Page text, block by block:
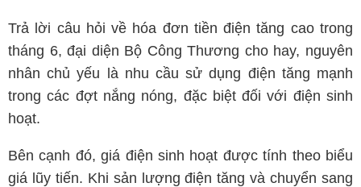
Trả lời câu hỏi về hóa đơn tiền điện tăng cao trong
tháng 6, đại diện Bộ Công Thương cho hay, nguyên
nhân chủ yếu là nhu cầu sử dụng điện tăng mạnh
trong các đợt nắng nóng, đặc biệt đối với điện sinh
hoạt.
Bên cạnh đó, giá điện sinh hoạt được tính theo biểu
giá lũy tiến. Khi sản lượng điện tăng và chuyển sang